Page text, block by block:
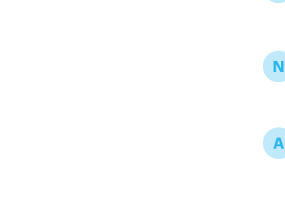
N
A